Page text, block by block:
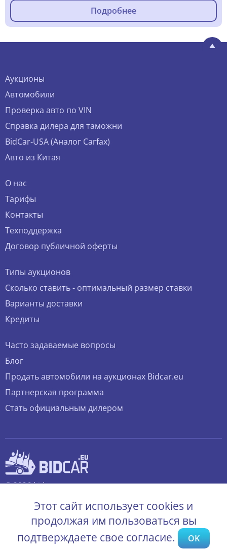
Подробнее
Аукционы
Автомобили
Проверка авто по VIN
Справка дилера для таможни
BidCar-USA (Аналог Carfax)
Авто из Китая
О нас
Тарифы
Контакты
Техподдержка
Договор публичной оферты
Типы аукционов
Сколько ставить - оптимальный размер ставки
Варианты доставки
Кредиты
Часто задаваемые вопросы
Блог
Продать автомобили на аукционах Bidcar.eu
Партнерская программа
Стать официальным дилером
© 2026 bidcar.eu
Этот сайт использует cookies и
продолжая им пользоваться вы
подтверждаете свое согласие.
OK